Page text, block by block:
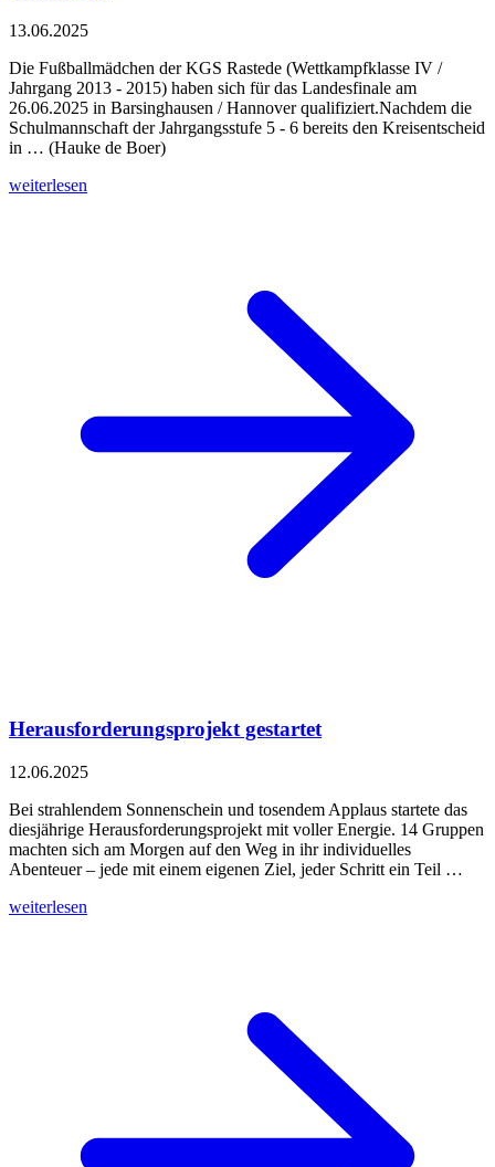
13.06.2025
Die Fußballmädchen der KGS Rastede (Wettkampfklasse IV /
Jahrgang 2013 - 2015) haben sich für das Landesfinale am
26.06.2025 in Barsinghausen / Hannover qualifiziert.Nachdem die
Schulmannschaft der Jahrgangsstufe 5 - 6 bereits den Kreisentscheid
in … (Hauke de Boer)
weiterlesen
Herausforderungsprojekt gestartet
12.06.2025
Bei strahlendem Sonnenschein und tosendem Applaus startete das
diesjährige Herausforderungsprojekt mit voller Energie. 14 Gruppen
machten sich am Morgen auf den Weg in ihr individuelles
Abenteuer – jede mit einem eigenen Ziel, jeder Schritt ein Teil …
weiterlesen